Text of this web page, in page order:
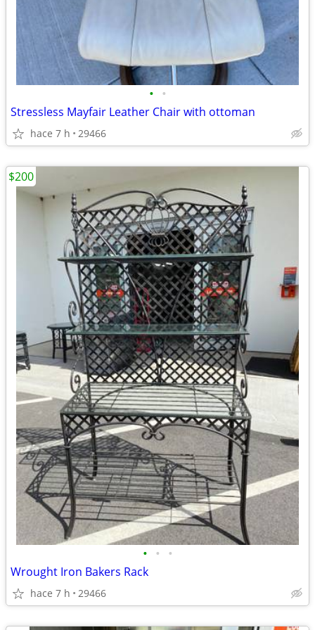
• •
Stressless Mayfair Leather Chair with ottoman
hace 7 h 29466
• • •
Wrought Iron Bakers Rack
hace 7 h 29466
$200